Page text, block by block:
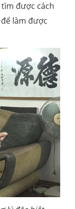
được cách
làm được